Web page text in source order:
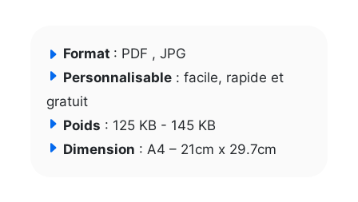
Format : PDF , JPG
Personnalisable : facile, rapide et
gratuit
Poids : 125 KB - 145 KB
Dimension : A4 – 21cm x 29.7cm